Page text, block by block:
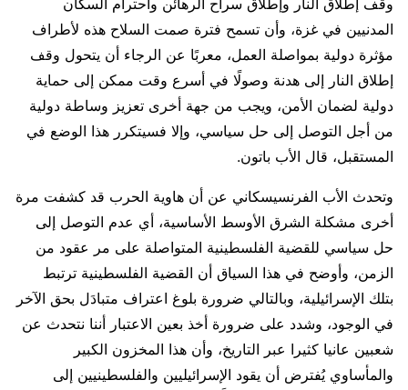
وقف إطلاق النار وإطلاق سراح الرهائن واحترام السكان
المدنيين في غزة، وأن تسمح فترة صمت السلاح هذه لأطراف
مؤثرة دولية بمواصلة العمل، معربًا عن الرجاء أن يتحول وقف
إطلاق النار إلى هدنة وصولًا في أسرع وقت ممكن إلى حماية
دولية لضمان الأمن، ويجب من جهة أخرى تعزيز وساطة دولية
من أجل التوصل إلى حل سياسي، وإلا فسيتكرر هذا الوضع في
المستقبل، قال الأب باتون.
وتحدث الأب الفرنسيسكاني عن أن هاوية الحرب قد كشفت مرة
أخرى مشكلة الشرق الأوسط الأساسية، أي عدم التوصل إلى
حل سياسي للقضية الفلسطينية المتواصلة على مر عقود من
الزمن، وأوضح في هذا السياق أن القضية الفلسطينية ترتبط
بتلك الإسرائيلية، وبالتالي ضرورة بلوغ اعتراف متبادَل بحق الآخر
في الوجود، وشدد على ضرورة أخذ بعين الاعتبار أننا نتحدث عن
شعبين عانيا كثيرا عبر التاريخ، وأن هذا المخزون الكبير
والمأساوي يُفترض أن يقود الإسرائيليين والفلسطينيين إلى